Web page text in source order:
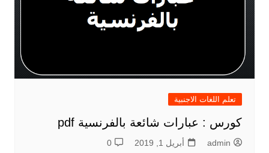
تعلم اللغات الاجنبية
كورس : عبارات شائعة بالفرنسية pdf
admin أبريل 1, 2019 0